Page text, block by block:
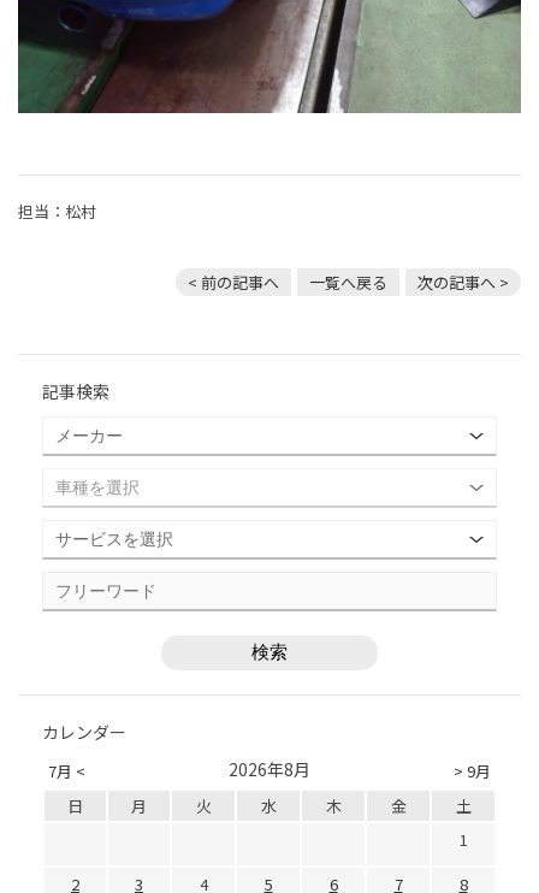
担当：松村
< 前の記事へ 一覧へ戻る 次の記事へ >
記事検索
カレンダー
7月 < > 9月
2026年8月
日 月 火 水 木 金
土
1
2
3 4 5 6 7 8